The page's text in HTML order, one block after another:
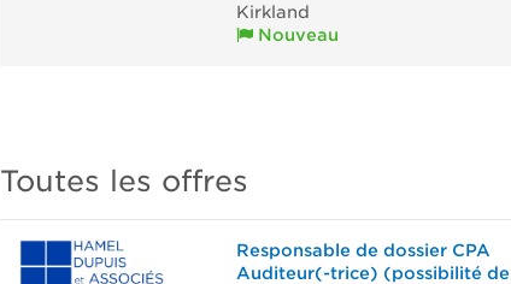
Kirkland
Nouveau
Toutes les offres
Responsable de dossier CPA
Auditeur(-trice) (possibilité de